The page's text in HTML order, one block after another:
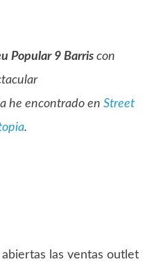
Popular 9 Barris con
he encontrado en Street
.
abiertas las ventas outlet